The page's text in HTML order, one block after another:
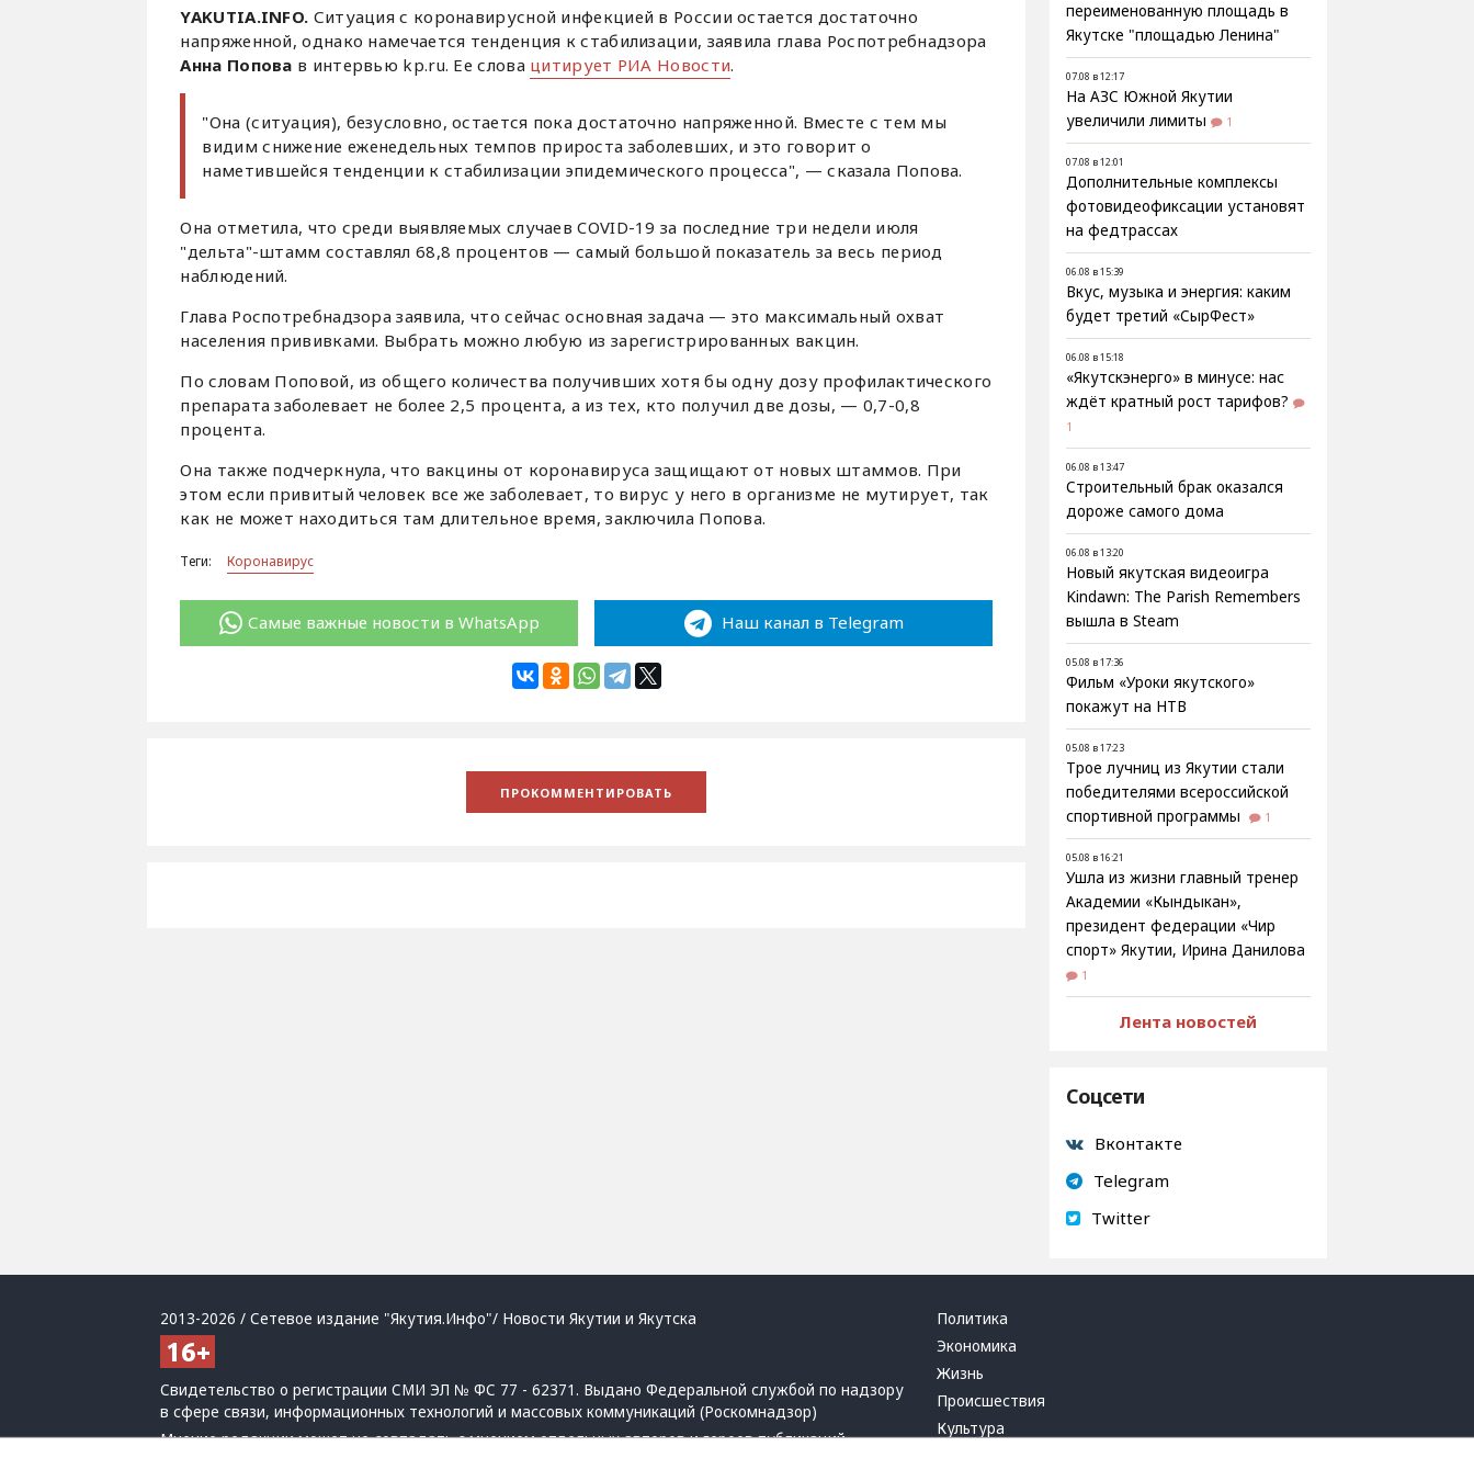
YAKUTIA.INFO. Ситуация с коронавирусной инфекцией в России остается достаточно
напряженной, однако намечается тенденция к стабилизации, заявила глава Роспотребнадзора
Анна Попова в интервью kp.ru. Ее слова цитирует РИА Новости.
"Она (ситуация), безусловно, остается пока достаточно напряженной. Вместе с тем мы
видим снижение еженедельных темпов прироста заболевших, и это говорит о
наметившейся тенденции к стабилизации эпидемического процесса", — сказала Попова.
Она отметила, что среди выявляемых случаев COVID-19 за последние три недели июля
"дельта"-штамм составлял 68,8 процентов — самый большой показатель за весь период
наблюдений.
Глава Роспотребнадзора заявила, что сейчас основная задача — это максимальный охват
населения прививками. Выбрать можно любую из зарегистрированных вакцин.
По словам Поповой, из общего количества получивших хотя бы одну дозу профилактического
препарата заболевает не более 2,5 процента, а из тех, кто получил две дозы, — 0,7-0,8
процента.
Она также подчеркнула, что вакцины от коронавируса защищают от новых штаммов. При
этом если привитый человек все же заболевает, то вирус у него в организме не мутирует, так
как не может находиться там длительное время, заключила Попова.
Теги: Коронавирус
Самые важные новости в WhatsApp Наш канал в Telegram
переименованную площадь в
Якутске "площадью Ленина"
07.08 в 12:17
На АЗС Южной Якутии
увеличили лимиты
1
07.08 в 12:01
Дополнительные комплексы
фотовидеофиксации установят
на федтрассах
06.08 в 15:39
Вкус, музыка и энергия: каким
будет третий «СырФест»
06.08 в 15:18
«Якутскэнерго» в минусе: нас
ждёт кратный рост тарифов?
1
06.08 в 13:47
Строительный брак оказался
дороже самого дома
06.08 в 13:20
Новый якутская видеоигра
Kindawn: The Parish Remembers
вышла в Steam
05.08 в 17:36
Фильм «Уроки якутского»
покажут на НТВ
05.08 в 17:23
Трое лучниц из Якутии стали
победителями всероссийской
спортивной программы
1
05.08 в 16:21
Ушла из жизни главный тренер
Академии «Кындыкан»,
президент федерации «Чир
спорт» Якутии, Ирина Данилова
1
Лента новостей
Соцсети
Вконтакте
Telegram
Twitter
2013-2026 / Сетевое издание "Якутия.Инфо"/ Новости Якутии и Якутска
Свидетельство о регистрации СМИ ЭЛ № ФС 77 - 62371. Выдано Федеральной службой по надзору
в сфере связи, информационных технологий и массовых коммуникаций (Роскомнадзор)
Мнение редакции может не совпадать с мнением отдельных авторов и героев публикаций.
Политика
Экономика
Жизнь
Происшествия
Культура